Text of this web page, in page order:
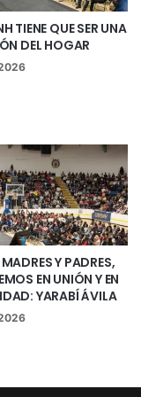
de cabeza
el 2-0 se
el tanto
falta desde
poste
Capitanes
al 80′
por sector
TIENE QUE SER UNA
DEL HOGAR
Y PADRES,
EN UNIÓN Y EN
YARABÍ ÁVILA